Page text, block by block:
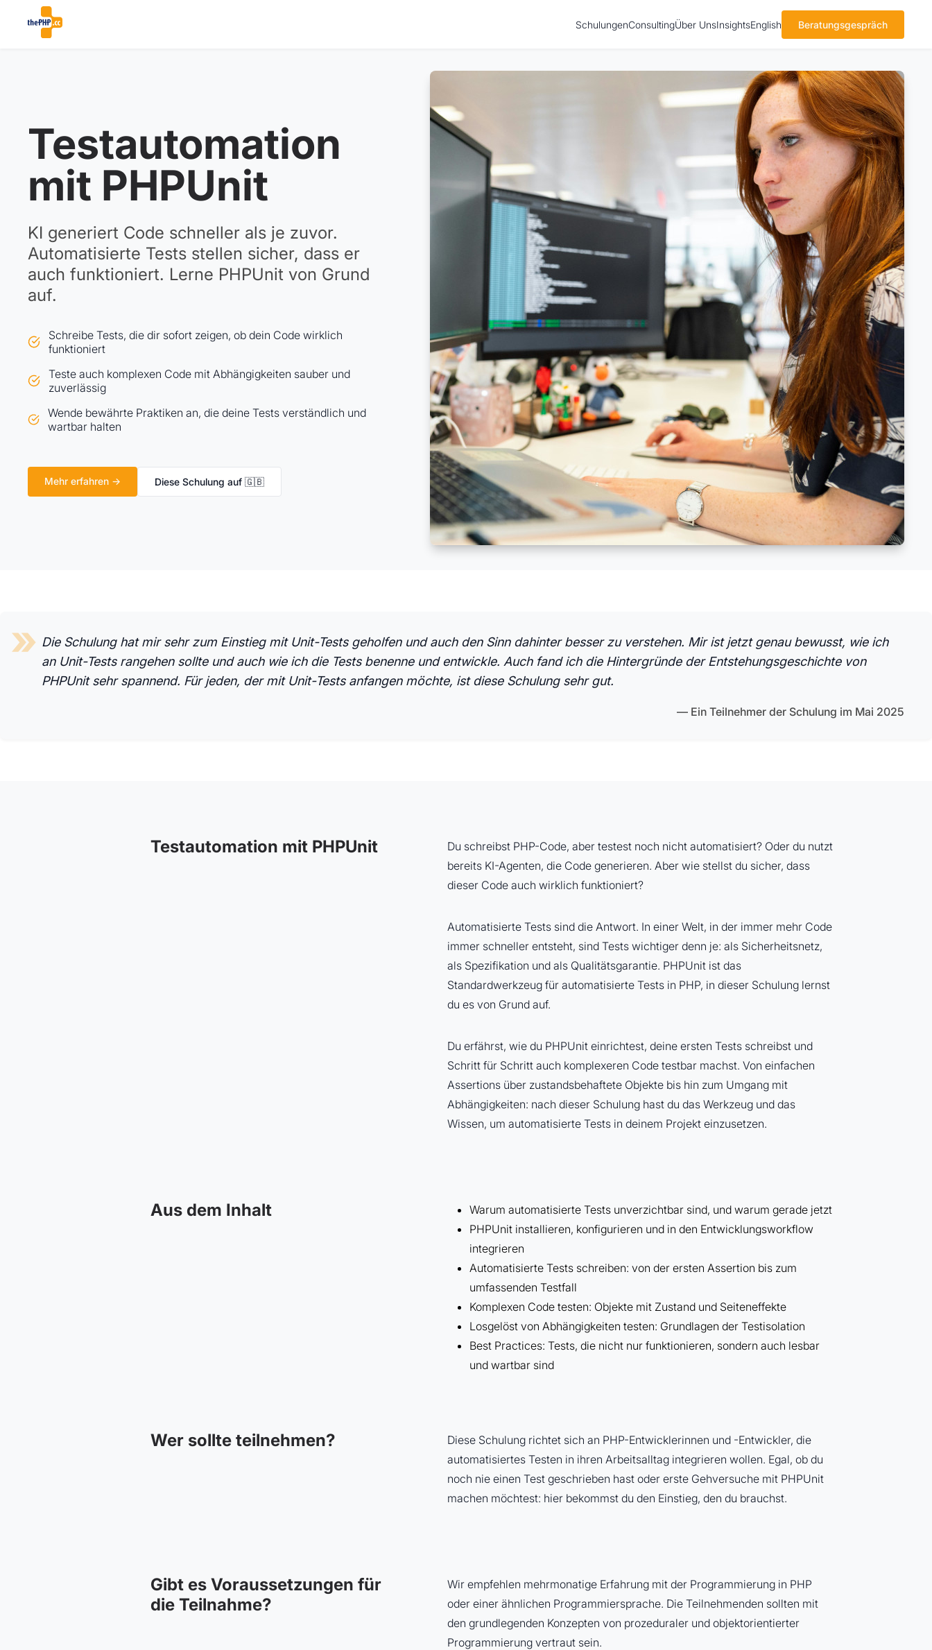
SchulungenConsultingÜber UnsInsightsEnglish Beratungsgespräch
Testautomation
mit PHPUnit
KI generiert Code schneller als je zuvor.
Automatisierte Tests stellen sicher, dass er
auch funktioniert. Lerne PHPUnit von Grund
auf.
Schreibe Tests, die dir sofort zeigen, ob dein Code wirklich
funktioniert
Teste auch komplexen Code mit Abhängigkeiten sauber und
zuverlässig
Wende bewährte Praktiken an, die deine Tests verständlich und
wartbar halten
Mehr erfahren → Diese Schulung auf 🇬🇧
Die Schulung hat mir sehr zum Einstieg mit Unit-Tests geholfen und auch den Sinn dahinter besser zu verstehen. Mir ist jetzt genau bewusst, wie ich
an Unit-Tests rangehen sollte und auch wie ich die Tests benenne und entwickle. Auch fand ich die Hintergründe der Entstehungsgeschichte von
PHPUnit sehr spannend. Für jeden, der mit Unit-Tests anfangen möchte, ist diese Schulung sehr gut.
Ein Teilnehmer der Schulung im Mai 2025
Testautomation mit PHPUnit
Du schreibst PHP-Code, aber testest noch nicht automatisiert? Oder du nutzt
bereits KI-Agenten, die Code generieren. Aber wie stellst du sicher, dass
dieser Code auch wirklich funktioniert?
Automatisierte Tests sind die Antwort. In einer Welt, in der immer mehr Code
immer schneller entsteht, sind Tests wichtiger denn je: als Sicherheitsnetz,
als Spezifikation und als Qualitätsgarantie. PHPUnit ist das
Standardwerkzeug für automatisierte Tests in PHP, in dieser Schulung lernst
du es von Grund auf.
Du erfährst, wie du PHPUnit einrichtest, deine ersten Tests schreibst und
Schritt für Schritt auch komplexeren Code testbar machst. Von einfachen
Assertions über zustandsbehaftete Objekte bis hin zum Umgang mit
Abhängigkeiten: nach dieser Schulung hast du das Werkzeug und das
Wissen, um automatisierte Tests in deinem Projekt einzusetzen.
Aus dem Inhalt
Warum automatisierte Tests unverzichtbar sind, und warum gerade jetzt
PHPUnit installieren, konfigurieren und in den Entwicklungsworkflow
integrieren
Automatisierte Tests schreiben: von der ersten Assertion bis zum
umfassenden Testfall
Komplexen Code testen: Objekte mit Zustand und Seiteneffekte
Losgelöst von Abhängigkeiten testen: Grundlagen der Testisolation
Best Practices: Tests, die nicht nur funktionieren, sondern auch lesbar
und wartbar sind
Wer sollte teilnehmen?
Diese Schulung richtet sich an PHP-Entwicklerinnen und -Entwickler, die
automatisiertes Testen in ihren Arbeitsalltag integrieren wollen. Egal, ob du
noch nie einen Test geschrieben hast oder erste Gehversuche mit PHPUnit
machen möchtest: hier bekommst du den Einstieg, den du brauchst.
Gibt es Voraussetzungen für
die Teilnahme?
Wir empfehlen mehrmonatige Erfahrung mit der Programmierung in PHP
oder einer ähnlichen Programmiersprache. Die Teilnehmenden sollten mit
den grundlegenden Konzepten von prozeduraler und objektorientierter
Programmierung vertraut sein.